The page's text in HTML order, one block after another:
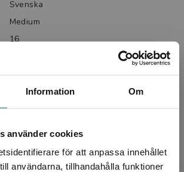
Information Om
använder cookies
för att anpassa innehållet
användarna, tillhandahålla funktioner
Svenska
Medium
16
2026
48411-EB01
Första